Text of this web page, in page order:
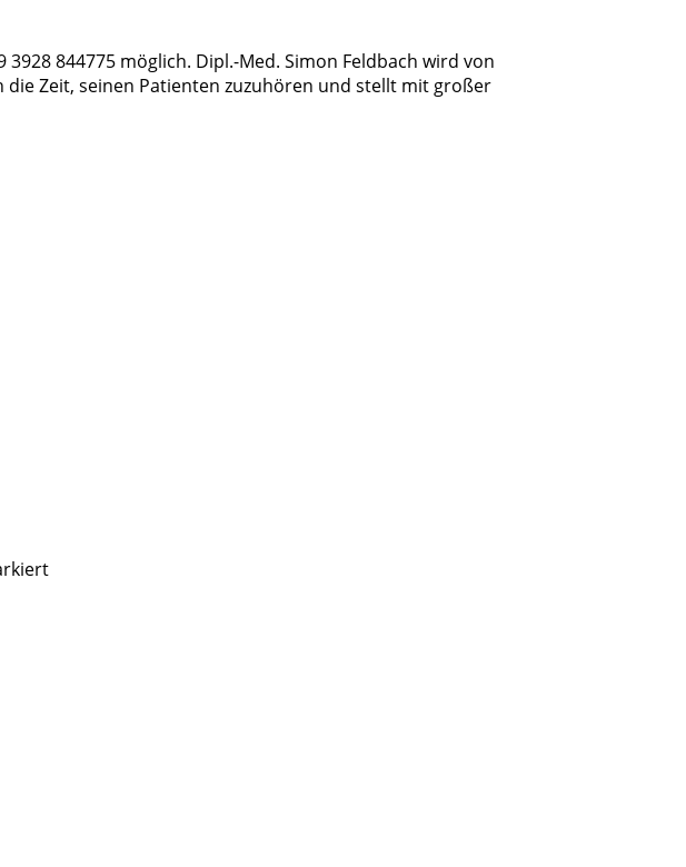
844775 möglich. Dipl.-Med. Simon Feldbach wird von
Zeit, seinen Patienten zuzuhören und stellt mit großer